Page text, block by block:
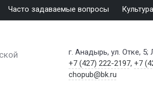
Часто задаваемые вопросы
г. Анадырь, ул. Отке, 5;
+7 (427) 222-2197,+7
chopub@bk.ru